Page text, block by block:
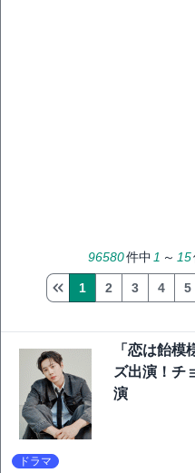
96580件中 1 ～ 15
1 2 3 4 5
「恋は飴
ズ出演！チ
演
ドラマ